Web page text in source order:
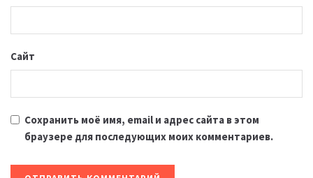
Сайт
Сохранить моё имя, email и адрес сайта в этом
браузере для последующих моих комментариев.